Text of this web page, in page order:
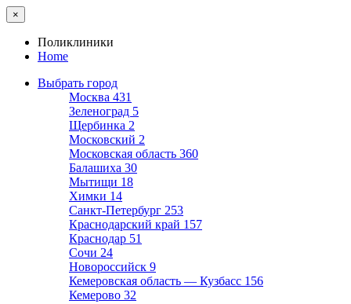
×
Поликлиники
Home
Выбрать город
Москва 431
Зеленоград 5
Щербинка 2
Московский 2
Московская область 360
Балашиха 30
Мытищи 18
Химки 14
Санкт-Петербург 253
Краснодарский край 157
Краснодар 51
Сочи 24
Новороссийск 9
Кемеровская область — Кузбасс 156
Кемерово 32